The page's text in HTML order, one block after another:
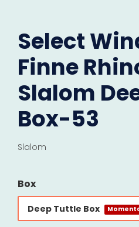
Select
Finne
Slalom
Box-53
Slalom
Box
Deep Tuttle Box